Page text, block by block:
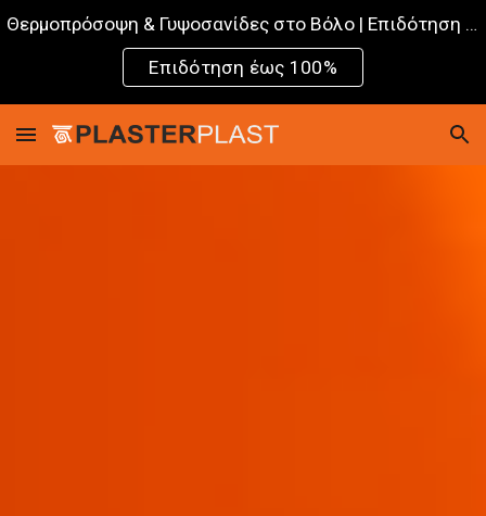
Skip to main content Skip to navigation
Θερμοπρόσοψη & Γυψοσανίδες στο Βόλο | Επιδότηση Εξοικονομώ 2025
Επιδότηση έως 100%